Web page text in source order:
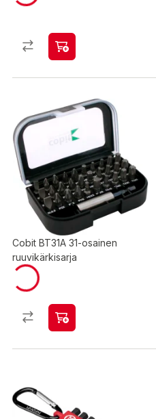
Cobit BT31A 31-osainen
ruuvikärkisarja